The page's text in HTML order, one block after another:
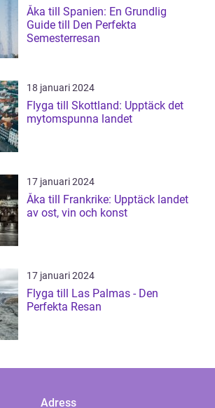
Åka till Spanien: En Grundlig
Guide till Den Perfekta
Semesterresan
18 januari 2024
Flyga till Skottland: Upptäck det
mytomspunna landet
17 januari 2024
Åka till Frankrike: Upptäck landet
av ost, vin och konst
17 januari 2024
Flyga till Las Palmas - Den
Perfekta Resan
Adress